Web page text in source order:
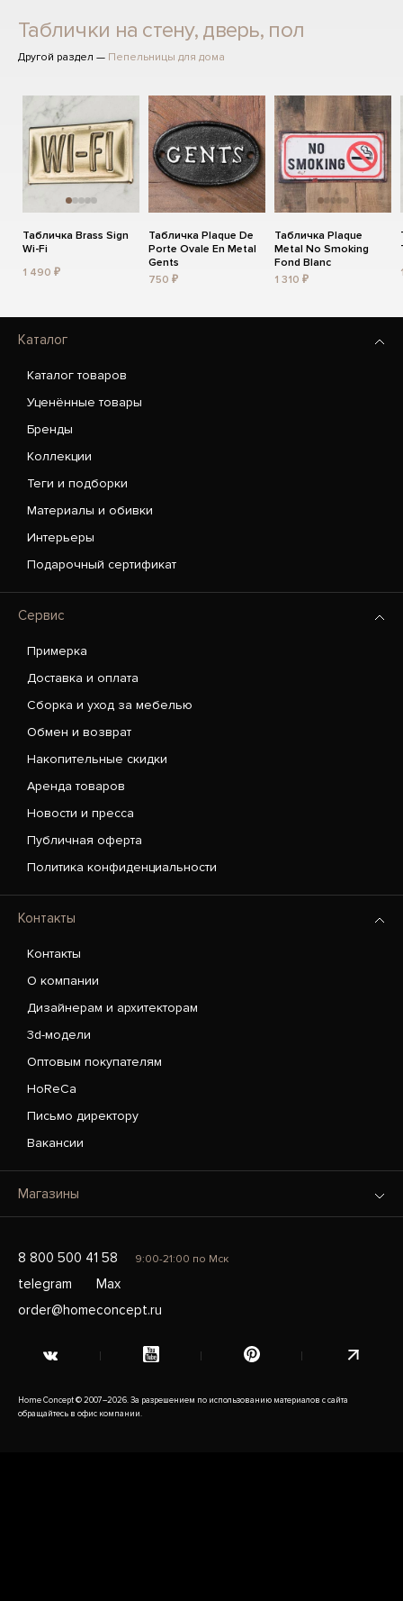
Таблички на стену, дверь, пол
Другой раздел — Пепельницы для дома
Табличка Brass Sign
Wi-Fi
1 490 ₽
Табличка Plaque De
Porte Ovale En Metal
Gents
750 ₽
Табличка Plaque
Metal No Smoking
Fond Blanc
1 310 ₽
Каталог
Каталог товаров
Уценённые товары
Бренды
Коллекции
Теги и подборки
Материалы и обивки
Интерьеры
Подарочный сертификат
Сервис
Примерка
Доставка и оплата
Сборка и уход за мебелью
Обмен и возврат
Накопительные скидки
Аренда товаров
Новости и пресса
Публичная оферта
Политика конфиденциальности
Контакты
Контакты
О компании
Дизайнерам и архитекторам
3d-модели
Оптовым покупателям
HoReCa
Письмо директору
Вакансии
Магазины
8 800 500 41 58 9:00-21:00 по Мск
telegram
Max
order@homeconcept.ru
Home Concept © 2007–2026. За разрешением по использованию материалов с сайта
обращайтесь в офис компании.